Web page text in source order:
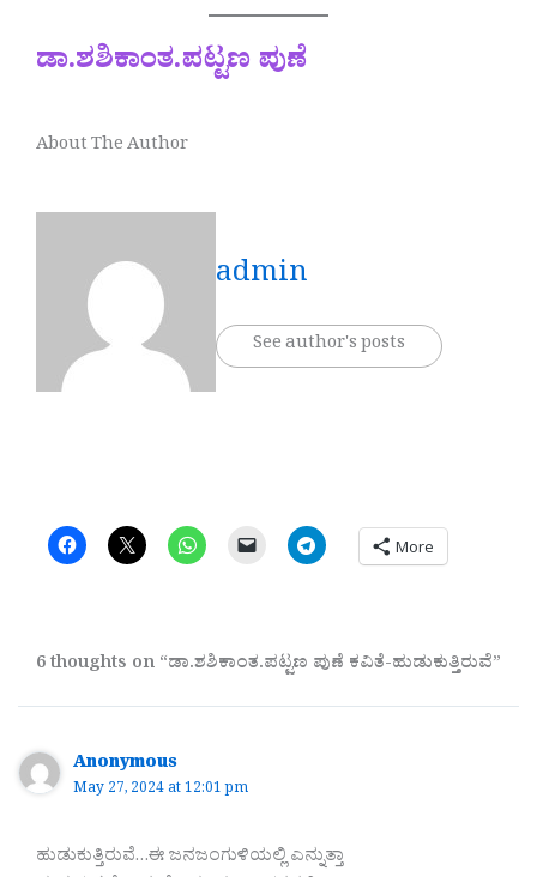
ಡಾ.ಶಶಿಕಾಂತ.ಪಟ್ಟಣ ಪುಣೆ
About The Author
admin
See author's posts
More
6 thoughts on “ಡಾ.ಶಶಿಕಾಂತ.ಪಟ್ಟಣ ಪುಣೆ ಕವಿತೆ-ಹುಡುಕುತ್ತಿರುವೆ”
Anonymous
May 27, 2024 at 12:01 pm
ಹುಡುಕುತ್ತಿರುವೆ…ಈ ಜನಜಂಗುಳಿಯಲ್ಲಿ ಎನ್ನುತ್ತಾ